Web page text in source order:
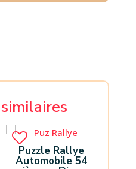
Puzzle Rallye
Automobile 54